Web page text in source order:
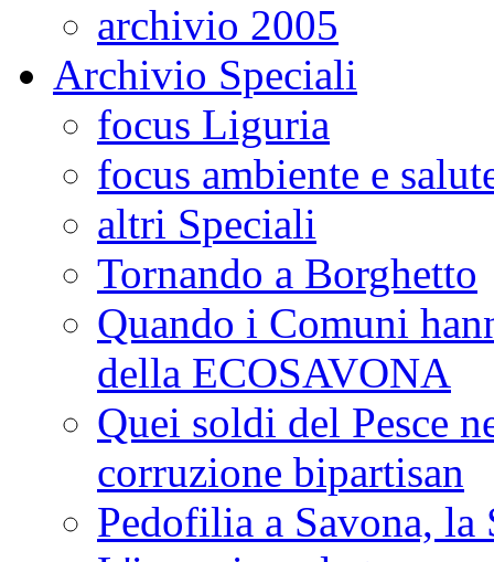
archivio 2005
Archivio Speciali
focus Liguria
focus ambiente e
altri Speciali
Tornando a Borghetto
Quando i Comuni
della ECOSAVONA
Quei soldi del Pesce
corruzione bipartisan
Pedofilia a Savona, la